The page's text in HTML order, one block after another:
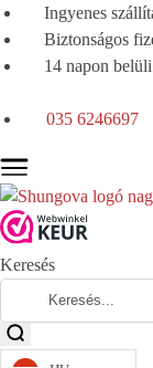
Ingyenes
Biztonságos
14 napon
035 6246697
Keresés